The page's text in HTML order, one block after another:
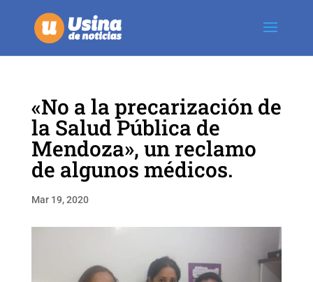
«No a la precarización de
la Salud Pública de
Mendoza», un reclamo
de algunos médicos.
Mar 19, 2020